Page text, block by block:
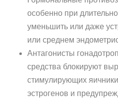
особенно при
уменьшить или даже
или среднем
Антагонисты
средства блокируют
стимулирующих
эстрогенов и